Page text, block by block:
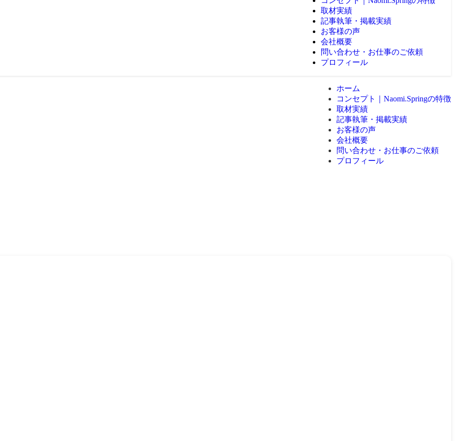
取材実績
記事執筆・掲載実績
お客様の声
会社概要
問い合わせ・お仕事のご依頼
プロフィール
ホーム
コンセプト｜Naomi.Springの特徴
取材実績
記事執筆・掲載実績
お客様の声
会社概要
問い合わせ・お仕事のご依頼
プロフィール